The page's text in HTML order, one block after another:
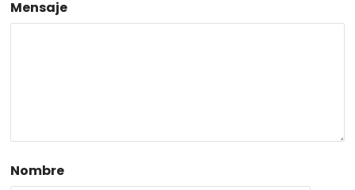
Mensaje
Nombre